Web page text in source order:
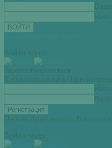
Ваш
Войти через:
Зарегистрироваться
Добро пожаловать!
Ваш
Пароль будет выслан Вам по
Войти через: